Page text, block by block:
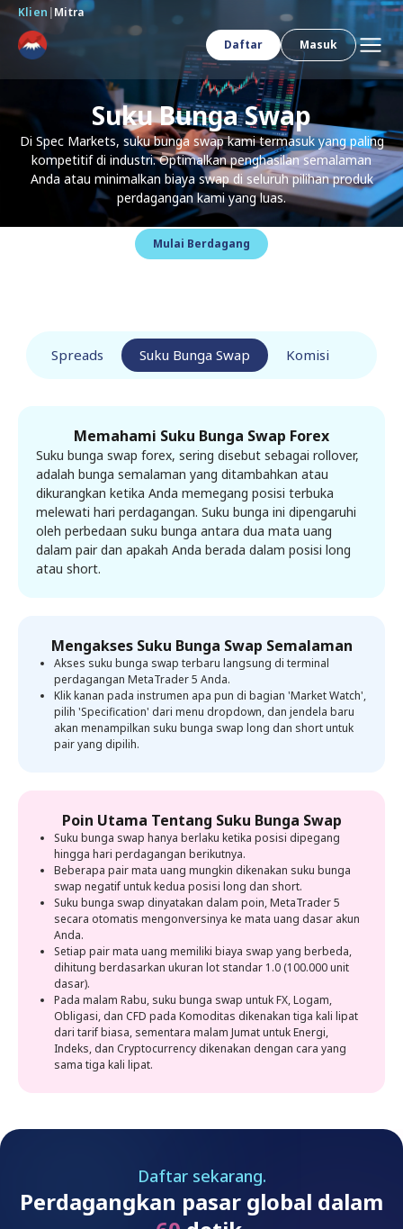
Klien |Mitra
Daftar Masuk
Suku Bunga Swap
Di Spec Markets, suku bunga swap kami termasuk yang paling
kompetitif di industri. Optimalkan penghasilan semalaman
Anda atau minimalkan biaya swap di seluruh pilihan produk
perdagangan kami yang luas.
Mulai Berdagang
Spreads Suku Bunga Swap Komisi
Memahami Suku Bunga Swap Forex
Suku bunga swap forex, sering disebut sebagai rollover,
adalah bunga semalaman yang ditambahkan atau
dikurangkan ketika Anda memegang posisi terbuka
melewati hari perdagangan. Suku bunga ini dipengaruhi
oleh perbedaan suku bunga antara dua mata uang
dalam pair dan apakah Anda berada dalam posisi long
atau short.
Mengakses Suku Bunga Swap Semalaman
Akses suku bunga swap terbaru langsung di terminal
perdagangan MetaTrader 5 Anda.
Klik kanan pada instrumen apa pun di bagian 'Market Watch',
pilih 'Specification' dari menu dropdown, dan jendela baru
akan menampilkan suku bunga swap long dan short untuk
pair yang dipilih.
Poin Utama Tentang Suku Bunga Swap
Suku bunga swap hanya berlaku ketika posisi dipegang
hingga hari perdagangan berikutnya.
Beberapa pair mata uang mungkin dikenakan suku bunga
swap negatif untuk kedua posisi long dan short.
Suku bunga swap dinyatakan dalam poin, MetaTrader 5
secara otomatis mengonversinya ke mata uang dasar akun
Anda.
Setiap pair mata uang memiliki biaya swap yang berbeda,
dihitung berdasarkan ukuran lot standar 1.0 (100.000 unit
dasar).
Pada malam Rabu, suku bunga swap untuk FX, Logam,
Obligasi, dan CFD pada Komoditas dikenakan tiga kali lipat
dari tarif biasa, sementara malam Jumat untuk Energi,
Indeks, dan Cryptocurrency dikenakan dengan cara yang
sama tiga kali lipat.
Daftar sekarang.
Perdagangkan pasar global dalam